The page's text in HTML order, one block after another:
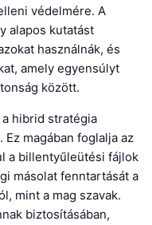
védelmére. A
alapos kutatást
használnák, és
amely egyensúlyt
között.
hibrid stratégia
magában foglalja az
a billentyűleütési fájlok
másolat fenntartását a
mint a mag szavak.
biztosításában,